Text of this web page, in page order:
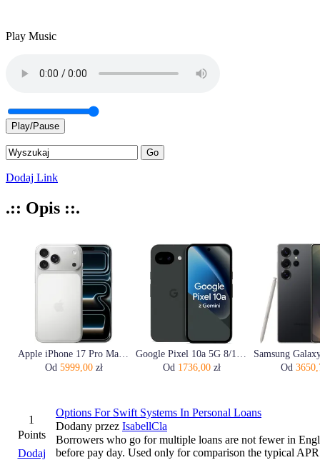
Play Music
Play/Pause
Dodaj Link
.:: Opis ::.
Apple iPhone 17 Pro Max 256GB Srebrny
Od 5999,00zł
Od 1736,00zł Od
1
Points
Dodaj
Options For Swift Systems In Personal Loans
Dodany przez IsabellCla
Borrowers who go for multiple loans are not fewer in
before pay day. Used only for comparison the typical